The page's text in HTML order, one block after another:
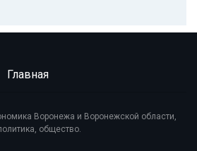
Главная
Воронежа и Воронежской области,
общество.